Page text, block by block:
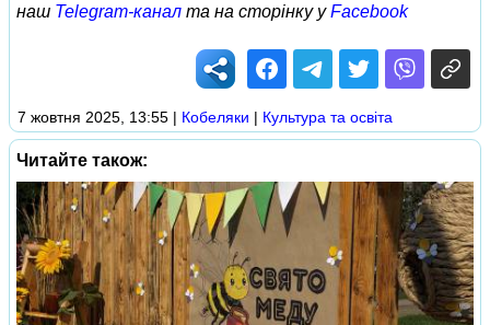
наш Telegram-канал та на сторінку уFacebook
7 жовтня 2025, 13:55 | Кобеляки | Культура та освіта
Читайте також: